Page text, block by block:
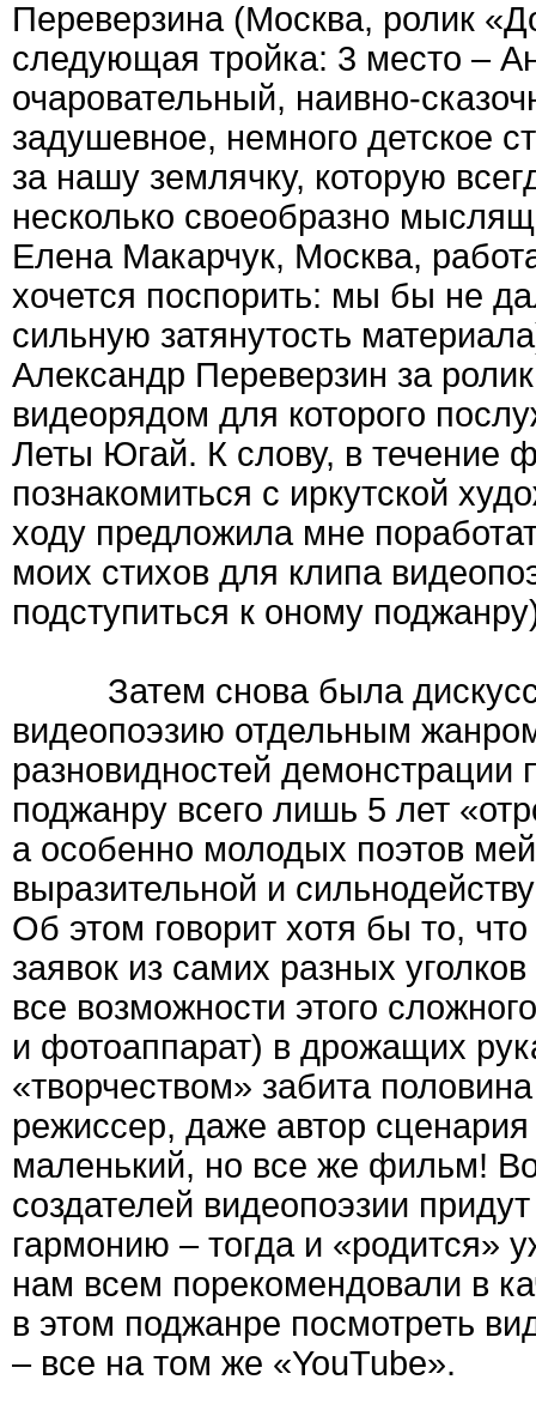
Переверзина (Москва, ролик
следующая тройка: 3 место –
очаровательный, наивно-
задушевное, немного детское
за нашу землячку, которую
несколько своеобразно
Елена Макарчук, Москва,
хочется поспорить: мы бы не
сильную затянутость
Александр Переверзин за
видеорядом для которого
Леты Югай. К слову, в течение
познакомиться с иркутской
ходу предложила мне
моих стихов для клипа
подступиться к оному
Затем снова была
видеопоэзию отдельным
разновидностей демонстрации
поджанру всего лишь 5 лет
а особенно молодых поэтов
выразительной и
Об этом говорит хотя бы то,
заявок из самих разных
все возможности этого
и фотоаппарат) в дрожащих
«творчеством» забита
режиссер, даже автор сценария
маленький, но все же фильм!
создателей видеопоэзии
гармонию – тогда и
нам всем порекомендовали в
в этом поджанре посмотреть
– все на том же «YouTube».